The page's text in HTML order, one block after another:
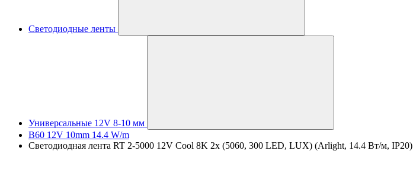
Светодиодные ленты
Универсальные 12V 8-10 мм
B60 12V 10mm 14.4 W/m
Светодиодная лента RT 2-5000 12V Cool 8K 2x (5060, 300 LED, LUX) (Arlight, 14.4 Вт/м, IP20)